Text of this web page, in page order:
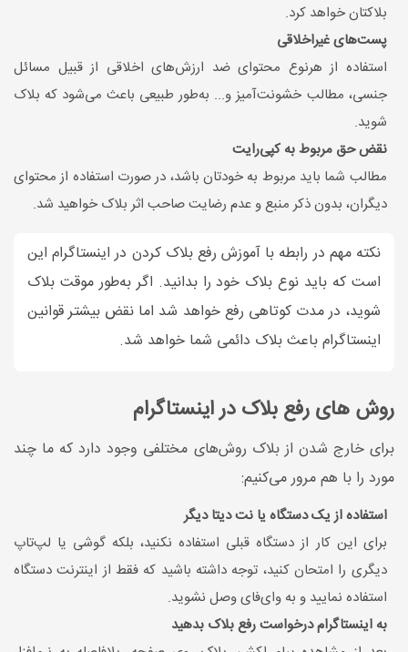
بلاکتان خواهد کرد.
پست‌های غیراخلاقی
استفاده از هرنوع محتوای ضد‌ ارزش‌های اخلاقی از قبیل مسائل
جنسی، مطالب خشونت‌آمیز و... به‌طور طبیعی باعث می‌شود که بلاک
شوید.
نقض حق مربوط به کپی‌رایت
مطالب شما باید مربوط به خودتان باشد، در صورت استفاده از محتوای
ديگران، بدون ذکر منبع و عدم رضایت صاحب اثر بلاک خواهید شد.
نکته مهم در رابطه با آموزش رفع بلاک کردن در اینستاگرام این
است که باید نوع بلاک خود را بدانید. اگر به‌طور موقت بلاک
شوید، در مدت کوتاهی رفع خواهد شد اما نقض بیشتر قوانین
اینستاگرام باعث بلاک دائمی شما خواهد شد.
روش های رفع بلاک در اینستاگرام
برای خارج شدن از بلاک روش‌های مختلفی وجود دارد که ما چند
مورد را با هم مرور می‌کنیم:
استفاده از یک دستگاه یا نت دیتا دیگر
برای این کار از دستگاه قبلی استفاده نکنید، بلکه گوشی یا لپ‌تاپ
دیگری را امتحان کنید، توجه داشته باشید که فقط از اینترنت دستگاه
استفاده نمایید و به وای‌فای وصل نشوید.
به اینستاگرام درخواست رفع بلاک بدهید